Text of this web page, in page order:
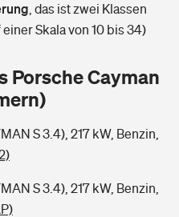
ist Ihr Haus?
finden
ich im Alter?
das ist zwei Klassen
Skala von 10 bis 34)
Porsche Cayman
S 3.4), 217 kW, Benzin,
S 3.4), 217 kW, Benzin,